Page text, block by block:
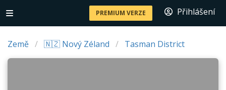
PREMIUM VERZE Přihlášení
Země 🇳🇿 Nový Zéland Tasman District